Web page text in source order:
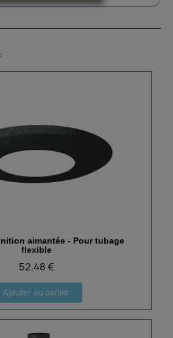
Aperçu rapide
aimantée - Pour tubage
flexible
52,48 €
Ajouter au panier